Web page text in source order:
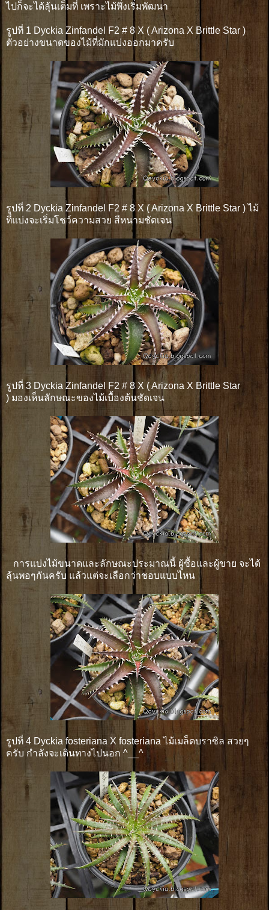
ไปก็จะได้ลุ้นเต็มที่ เพราะไม้พึ่งเริ่มพัฒนา
รูปที่ 1 Dyckia Zinfandel F2 # 8 X ( Arizona X Brittle Star )
ตัวอย่างขนาดของไม้ที่มักแบ่งออกมาครับ
รูปที่ 2 Dyckia Zinfandel F2 # 8 X ( Arizona X Brittle Star ) ไม้
ที่แบ่งจะเริ่มโชว์ความสวย สีหนามชัดเจน
รูปที่ 3 Dyckia Zinfandel F2 # 8 X ( Arizona X Brittle Star
) มองเห็นลักษณะของไม้เบื้องต้นชัดเจน
การแบ่งไม้ขนาดและลักษณะประมาณนี้ ผู้ซื้อและผู้ขาย จะได้
ลุ้นพอๆกันครับ แล้วแต่จะเลือกว่าชอบแบบไหน
รูปที่ 4 Dyckia fosteriana X fosteriana ไม้เมล็ดบราซิล สวยๆ
ครับ กำลังจะเดินทางไปนอก ^__^